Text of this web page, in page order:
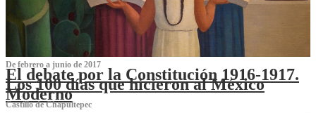
De febrero a junio de 2017
El debate por la Constitución 1916-1917.
Los 100 días que hicieron al México
Moderno
Castillo de Chapultepec